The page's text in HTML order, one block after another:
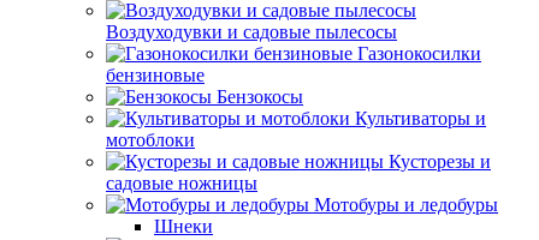
Воздуходувки и садовые пылесосы
Газонокосилки
бензиновые
Бензокосы
Культиваторы и
мотоблоки
Кусторезы и
садовые ножницы
Мотобуры и ледобуры
Шнеки